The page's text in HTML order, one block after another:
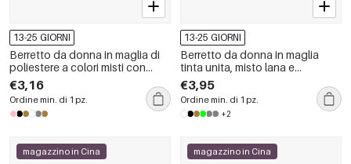
13-25 GIORNI
Berretto da donna in maglia di
poliestere a colori misti con
motivo a cuori.
€3,16
Ordine min. di 1 pz.
13-25 GIORNI
Berretto da donna in maglia
tinta unita, misto lana e
poliestere
€3,95
Ordine min. di 1 pz.
+2
magazzino in Cina magazzino in Cina